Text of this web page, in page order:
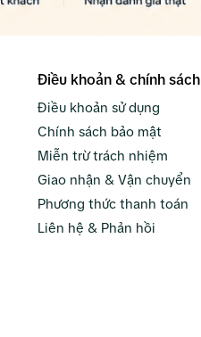
Điều khoản & chính sách
Điều khoản sử dụng
Chính sách bảo mật
Miễn trừ trách nhiệm
Giao nhận & Vận chuyển
Phương thức thanh toán
Liên hệ & Phản hồi